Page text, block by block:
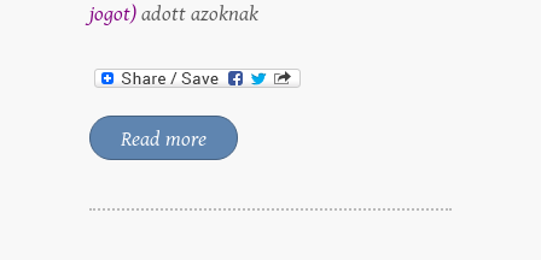
jogot)adott azoknak
Read more